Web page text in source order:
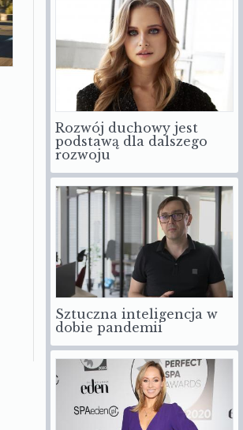
Rozwój duchowy jest
podstawą dla dalszego
rozwoju
Sztuczna inteligencja w
dobie pandemii